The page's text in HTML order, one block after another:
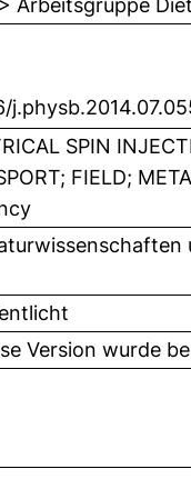
Arbeitsgruppe
SPIN
FIELD;
Version wurde